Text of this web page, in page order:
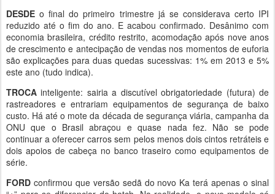
DESDE o final do primeiro trimestre já se considerava certo IPI
reduzido até o fim do ano. E acabou confirmado. Desânimo com
economia brasileira, crédito restrito, acomodação após nove anos
de crescimento e antecipação de vendas nos momentos de euforia
são explicações para duas quedas sucessivas: 1% em 2013 e 5%
este ano (tudo indica).
TROCA inteligente: sairia a discutível obrigatoriedade (futura) de
rastreadores e entrariam equipamentos de segurança de baixo
custo. Há até o mote da década de segurança viária, campanha da
ONU que o Brasil abraçou e quase nada fez. Não se pode
continuar a oferecer carros sem pelos menos dois cintos retráteis e
dois apoios de cabeça no banco traseiro como equipamentos de
série.
FORD confirmou que versão sedã do novo Ka terá apenas o sinal